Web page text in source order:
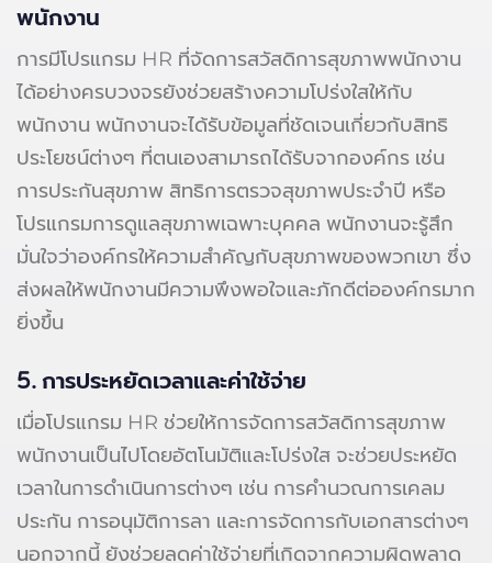
พนักงาน
การมีโปรแกรม HR ที่จัดการสวัสดิการสุขภาพพนักงาน
ได้อย่างครบวงจรยังช่วยสร้างความโปร่งใสให้กับ
พนักงาน พนักงานจะได้รับข้อมูลที่ชัดเจนเกี่ยวกับสิทธิ
ประโยชน์ต่างๆ ที่ตนเองสามารถได้รับจากองค์กร เช่น
การประกันสุขภาพ สิทธิการตรวจสุขภาพประจำปี หรือ
โปรแกรมการดูแลสุขภาพเฉพาะบุคคล พนักงานจะรู้สึก
มั่นใจว่าองค์กรให้ความสำคัญกับสุขภาพของพวกเขา ซึ่ง
ส่งผลให้พนักงานมีความพึงพอใจและภักดีต่อองค์กรมาก
ยิ่งขึ้น
5. การประหยัดเวลาและค่าใช้จ่าย
เมื่อโปรแกรม HR ช่วยให้การจัดการสวัสดิการสุขภาพ
พนักงานเป็นไปโดยอัตโนมัติและโปร่งใส จะช่วยประหยัด
เวลาในการดำเนินการต่างๆ เช่น การคำนวณการเคลม
ประกัน การอนุมัติการลา และการจัดการกับเอกสารต่างๆ
นอกจากนี้ ยังช่วยลดค่าใช้จ่ายที่เกิดจากความผิดพลาด